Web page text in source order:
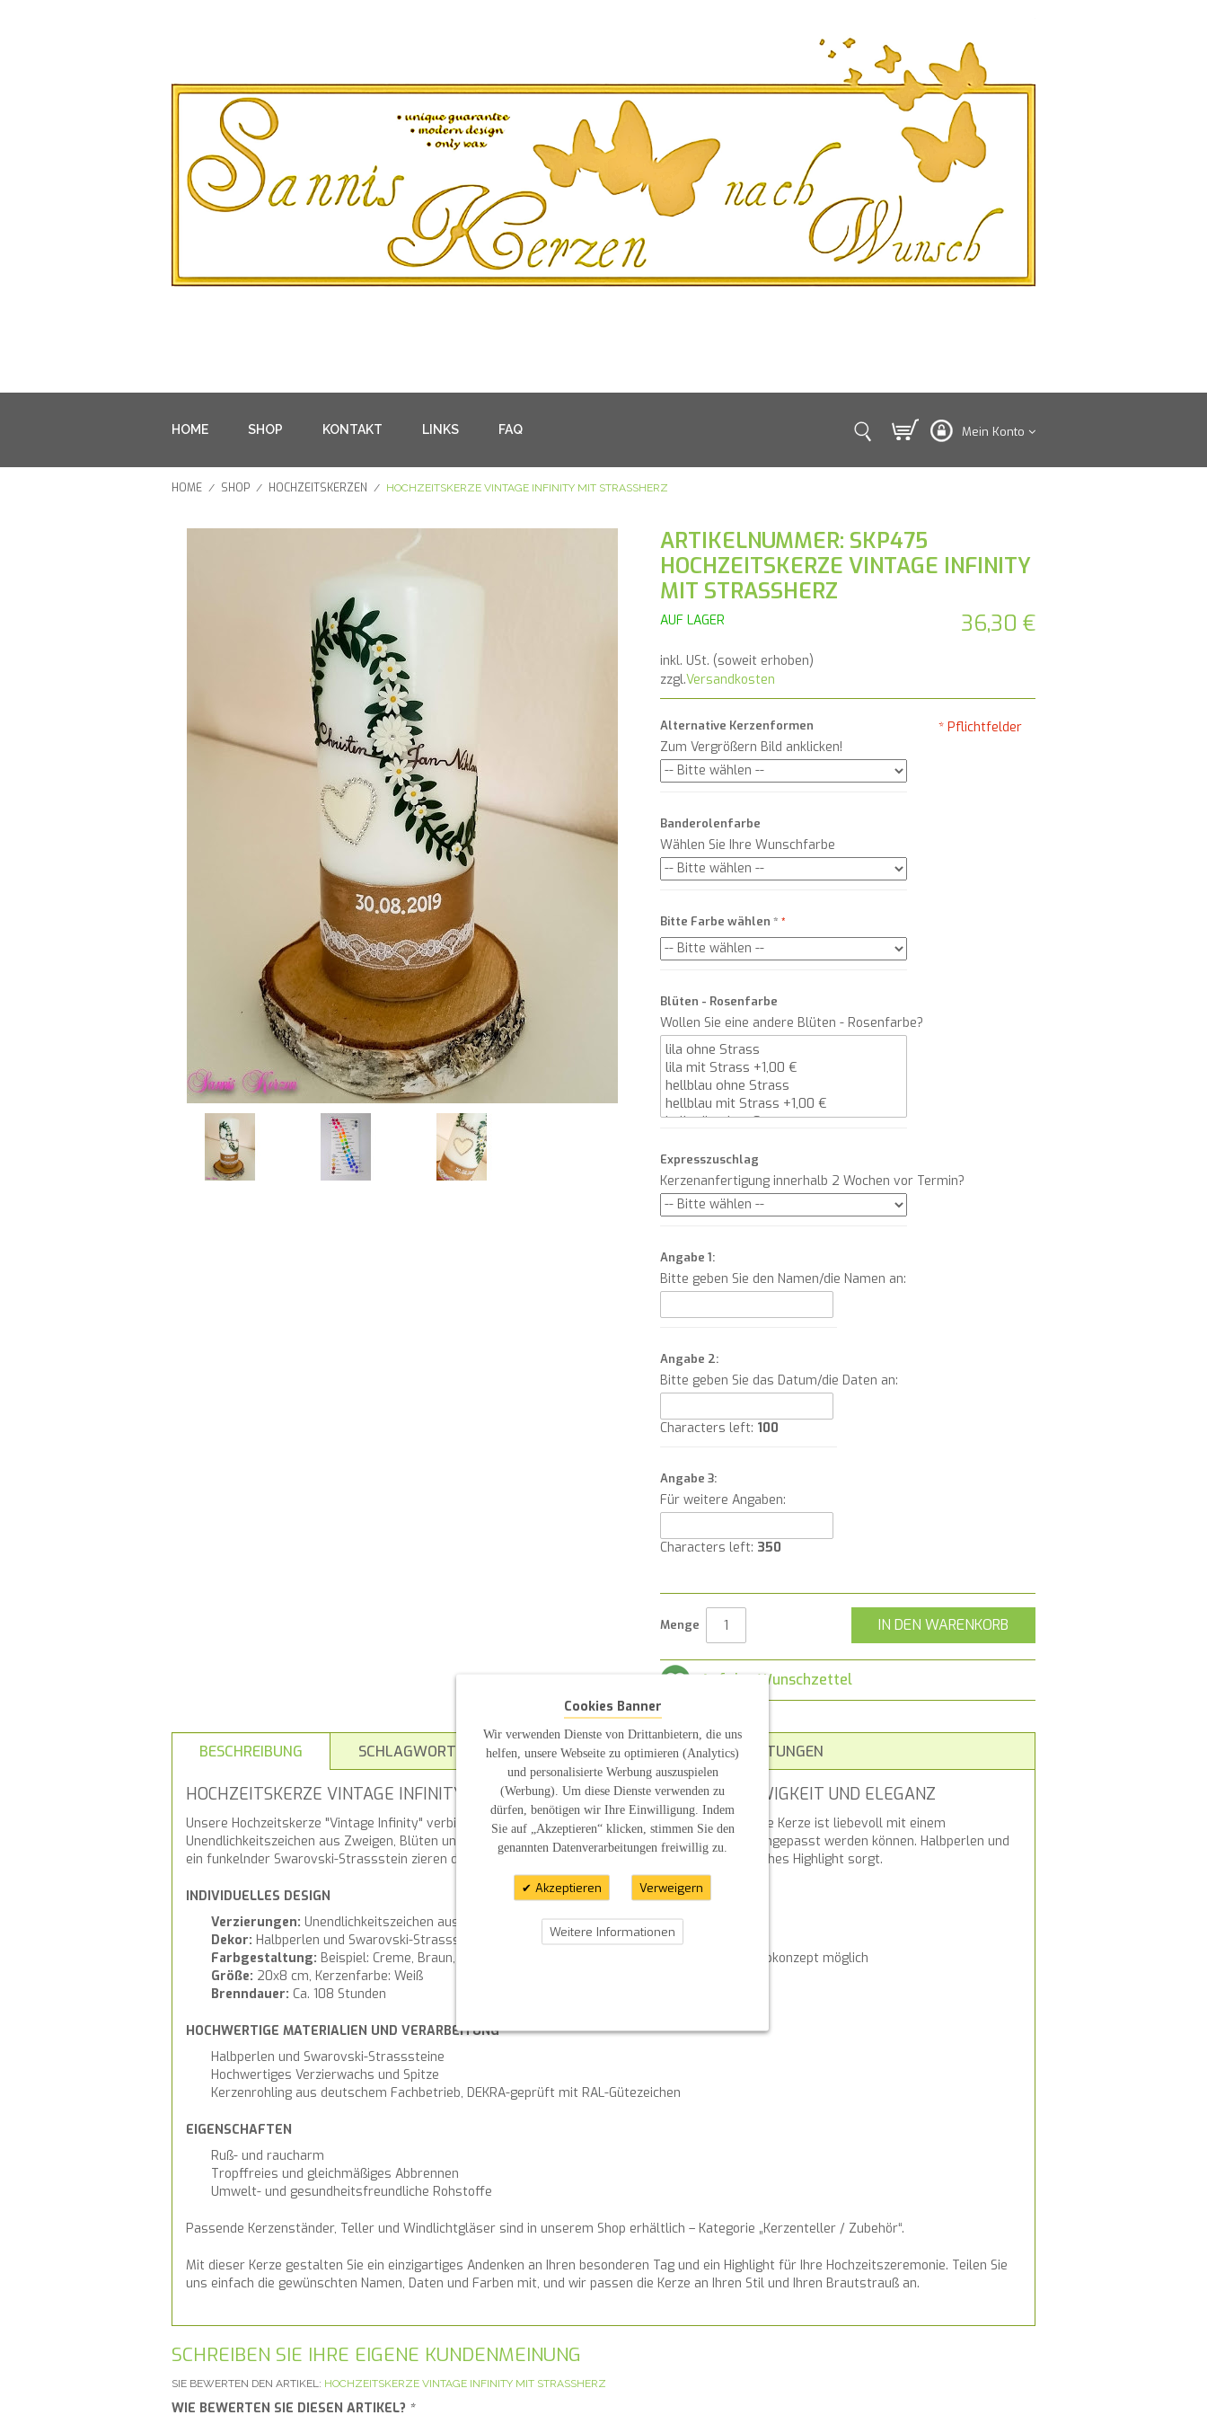
Mein Konto
HOME SHOP KONTAKT LINKS FAQ
HOME / SHOP / HOCHZEITSKERZEN / HOCHZEITSKERZE VINTAGE INFINITY MIT STRASSHERZ
ARTIKELNUMMER: SKP475
HOCHZEITSKERZE VINTAGE INFINITY
MIT STRASSHERZ
36,30 €
AUF LAGER
inkl. USt. (soweit erhoben)
zzgl.Versandkosten
Alternative Kerzenformen
Zum Vergrößern Bild anklicken!
Banderolenfarbe
Wählen Sie Ihre Wunschfarbe
Bitte Farbe wählen *
Blüten - Rosenfarbe
Wollen Sie eine andere Blüten - Rosenfarbe?
Expresszuschlag
Kerzenanfertigung innerhalb 2 Wochen vor Termin?
Angabe 1:
Bitte geben Sie den Namen/die Namen an:
Angabe 2:
Bitte geben Sie das Datum/die Daten an:
Characters left: 100
Angabe 3:
Für weitere Angaben:
Characters left: 350
* Pflichtfelder
Menge IN DEN WARENKORB
Auf den Wunschzettel
BESCHREIBUNG SCHLAGWORT ZUSATZINFORMATION BEWERTUNGEN
HOCHZEITSKERZE VINTAGE INFINITY MIT STRASSHERZ – EIN SYMBOL FÜR EWIGKEIT UND ELEGANZ
Unsere Hochzeitskerze "Vintage Infinity" verbindet zeitlose Eleganz mit einer persönlichen Note. Die Kerze ist liebevoll mit einem
Unendlichkeitszeichen aus Zweigen, Blüten und Bändern verziert, die individuell an Ihre Wünsche angepasst werden können. Halbperlen und
ein funkelnder Swarovski-Strassstein zieren die Blüten, während das Strassherz für ein romantisches Highlight sorgt.
INDIVIDUELLES DESIGN
Verzierungen: Unendlichkeitszeichen aus Zweigen mit Blüten und Bändern
Dekor: Halbperlen und Swarovski-Strasssteine
Farbgestaltung: Beispiel: Creme, Braun, Bronzetöne und Tannengrün – Anpassung an Ihr Farbkonzept möglich
Größe: 20x8 cm, Kerzenfarbe: Weiß
Brenndauer: Ca. 108 Stunden
HOCHWERTIGE MATERIALIEN UND VERARBEITUNG
Halbperlen und Swarovski-Strasssteine
Hochwertiges Verzierwachs und Spitze
Kerzenrohling aus deutschem Fachbetrieb, DEKRA-geprüft mit RAL-Gütezeichen
EIGENSCHAFTEN
Ruß- und raucharm
Tropffreies und gleichmäßiges Abbrennen
Umwelt- und gesundheitsfreundliche Rohstoffe
Passende Kerzenständer, Teller und Windlichtgläser sind in unserem Shop erhältlich – Kategorie „Kerzenteller / Zubehör“.
Mit dieser Kerze gestalten Sie ein einzigartiges Andenken an Ihren besonderen Tag und ein Highlight für Ihre Hochzeitszeremonie. Teilen Sie
uns einfach die gewünschten Namen, Daten und Farben mit, und wir passen die Kerze an Ihren Stil und Ihren Brautstrauß an.
SCHREIBEN SIE IHRE EIGENE KUNDENMEINUNG
SIE BEWERTEN DEN ARTIKEL: HOCHZEITSKERZE VINTAGE INFINITY MIT STRASSHERZ
WIE BEWERTEN SIE DIESEN ARTIKEL? *
Cookies Banner
Wir verwenden Dienste von Drittanbietern, die uns
helfen, unsere Webseite zu optimieren (Analytics)
und personalisierte Werbung auszuspielen
(Werbung). Um diese Dienste verwenden zu
dürfen, benötigen wir Ihre Einwilligung. Indem
Sie auf „Akzeptieren“ klicken, stimmen Sie den
genannten Datenverarbeitungen freiwillig zu.
Akzeptieren Verweigern
Weitere Informationen